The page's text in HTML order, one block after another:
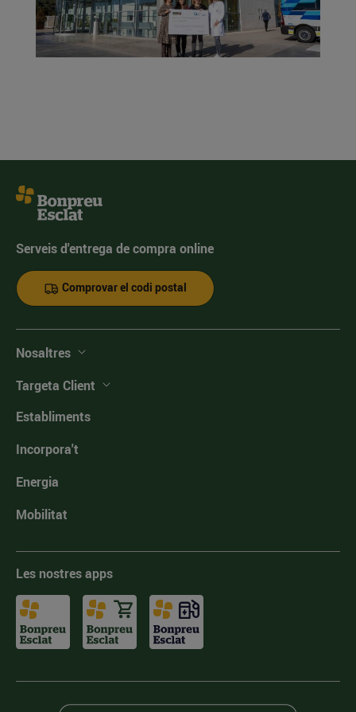
Serveis d'entrega de compra online
Comprovar el codi postal
Nosaltres
Targeta Client
Establiments
Incorpora't
Energia
Mobilitat
Les nostres apps